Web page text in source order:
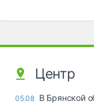
Центр
05.08 В Брянской